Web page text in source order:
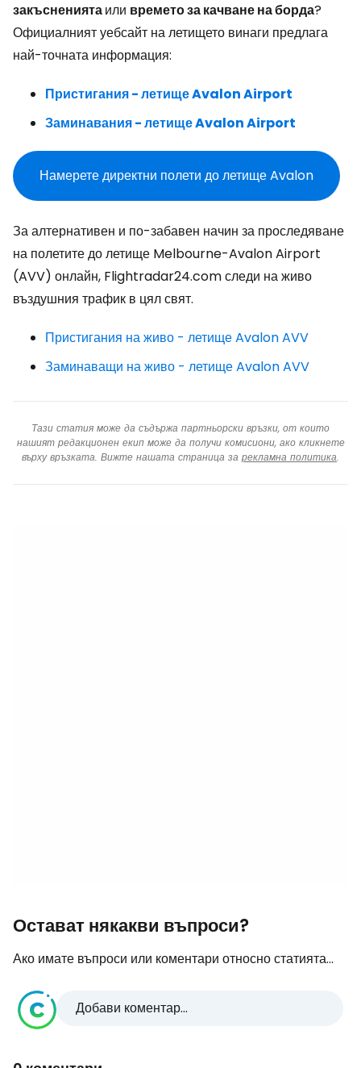
закъснениятаили времето за качване на борда?
Официалният уебсайт на летището винаги предлага
най-точната информация:
Пристигания - летище Avalon Airport
Заминавания - летище Avalon Airport
Намерете директни полети до летище Avalon
За алтернативен и по-забавен начин за проследяване
на полетите до летище Melbourne-Avalon Airport
(AVV) онлайн, Flightradar24.com следи на живо
въздушния трафик в цял свят.
Пристигания на живо - летище Avalon AVV
Заминаващи на живо - летище Avalon AVV
Тази статия може да съдържа партньорски връзки, от които
нашият редакционен екип може да получи комисиони, ако кликнете
върху връзката. Вижте нашата страница за рекламна политика.
Остават някакви въпроси?
Ако имате въпроси или коментари относно статията...
Добави коментар...